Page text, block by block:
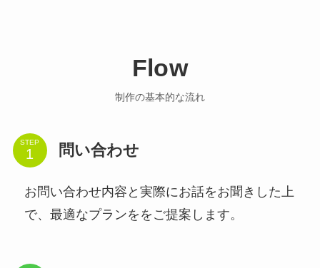
Flow
制作の基本的な流れ
STEP 問い合わせ
お問い合わせ内容と実際にお話をお聞きした上
で、最適なプランををご提案します。